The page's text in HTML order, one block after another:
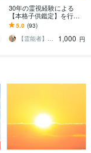
30年の霊視経験による
【本格子供鑑定】を行い
ます 子どもの本音と未来|
子育て・不登校・反抗
期・発達・親子関係
5.0 (93)
【霊能者】天晴
1,000 円